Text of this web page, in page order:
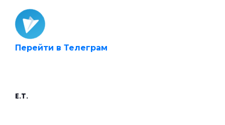
Перейти в Телеграм
E.T.